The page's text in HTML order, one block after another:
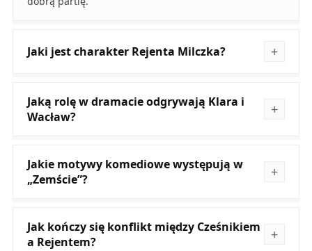
Jaki jest charakter Rejenta Milczka?
Jaką rolę w dramacie odgrywają Klara i
Wacław?
Jakie motywy komediowe występują w
„Zemście”?
Jak kończy się konflikt między Cześnikiem
a Rejentem?